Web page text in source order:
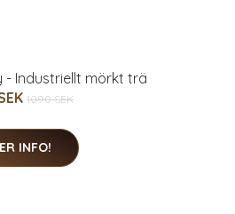
- Industriellt mörkt trä
1090 SEK
INFO!